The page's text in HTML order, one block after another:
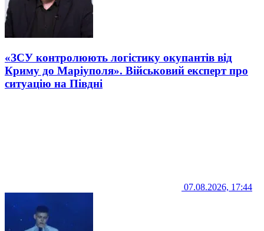
«ЗСУ контролюють логістику окупантів від
Криму до Маріуполя». Військовий експерт про
ситуацію на Півдні
07.08.2026, 17:44